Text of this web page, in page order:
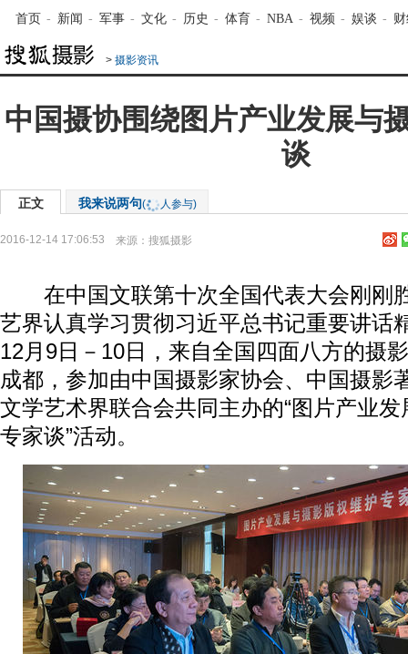
首页 - 新闻 - 军事 - 文化 - 历史 - 体育 - NBA - 视频 - 娱谈 -
> 摄影资讯
中国摄协围绕图片产业发展与
谈
正文 我来说两句( 人参与)
2016-12-14 17:06:53 来源： 搜狐摄影
在中国文联第十次全国代表大会刚刚
艺界认真学习贯彻习近平总书记重要讲话
12月9日－10日，来自全国四面八方的摄
成都，参加由中国摄影家协会、中国摄影
文学艺术界联合会共同主办的“图片产业
专家谈”活动。